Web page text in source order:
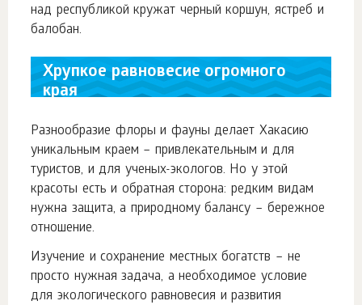
над республикой кружат черный коршун, ястреб и
балобан.
Хрупкое равновесие огромного
края
Разнообразие флоры и фауны делает Хакасию
уникальным краем – привлекательным и для
туристов, и для ученых-экологов. Но у этой
красоты есть и обратная сторона: редким видам
нужна защита, а природному балансу – бережное
отношение.
Изучение и сохранение местных богатств – не
просто нужная задача, а необходимое условие
для экологического равновесия и развития